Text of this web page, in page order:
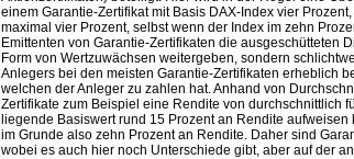
einem Garantie-Zertifikat mit Basis DAX-Index vier
maximal vier Prozent, selbst wenn der Index im zehn
Emittenten von Garantie-Zertifikaten die ausgeschütteten
Form von Wertzuwächsen weitergeben, sondern
Anlegers bei den meisten Garantie-Zertifikaten erheblich
welchen der Anleger zu zahlen hat. Anhand von
Zertifikate zum Beispiel eine Rendite von durchschnittlich
liegende Basiswert rund 15 Prozent an Rendite
im Grunde also zehn Prozent an Rendite. Daher sind
wobei es auch hier noch Unterschiede gibt, aber auf der